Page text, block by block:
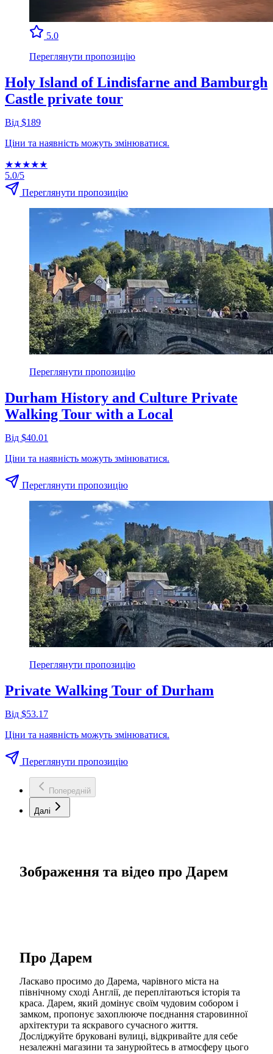
5.0
Переглянути пропозицію
Holy Island of Lindisfarne and Bamburgh
Castle private tour
Від $189
Ціни та наявність можуть змінюватися.
★★★★★
5.0/5
Переглянути пропозицію
Переглянути пропозицію
Durham History and Culture Private
Walking Tour with a Local
Від $40.01
Ціни та наявність можуть змінюватися.
Переглянути пропозицію
Переглянути пропозицію
Private Walking Tour of Durham
Від $53.17
Ціни та наявність можуть змінюватися.
Переглянути пропозицію
Попередній
Далі
Зображення та відео про Дарем
Про Дарем
Ласкаво просимо до Дарема, чарівного міста на
північному сході Англії, де переплітаються історія та
краса. Дарем, який домінує своїм чудовим собором і
замком, пропонує захоплююче поєднання старовинної
архітектури та яскравого сучасного життя.
Досліджуйте бруковані вулиці, відкривайте для себе
незалежні магазини та занурюйтесь в атмосферу цього